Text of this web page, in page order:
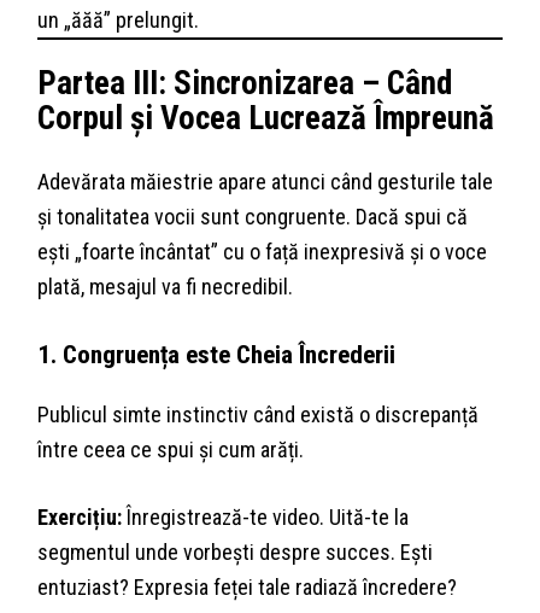
un „ăăă” prelungit.
Partea III: Sincronizarea – Când
Corpul și Vocea Lucrează Împreună
Adevărata măiestrie apare atunci când gesturile tale
și tonalitatea vocii sunt congruente. Dacă spui că
ești „foarte încântat” cu o față inexpresivă și o voce
plată, mesajul va fi necredibil.
1. Congruența este Cheia Încrederii
Publicul simte instinctiv când există o discrepanță
între ceea ce spui și cum arăți.
Exercițiu: Înregistrează-te video. Uită-te la
segmentul unde vorbești despre succes. Ești
entuziast? Expresia feței tale radiază încredere?